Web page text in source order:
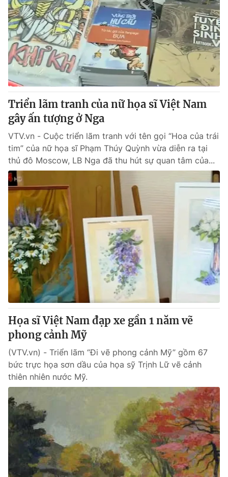
Triển lãm tranh của nữ họa sĩ Việt Nam
gây ấn tượng ở Nga
VTV.vn - Cuộc triển lãm tranh với tên gọi “Hoa của trái
tim” của nữ họa sĩ Phạm Thúy Quỳnh vừa diễn ra tại
thủ đô Moscow, LB Nga đã thu hút sự quan tâm của...
Họa sĩ Việt Nam đạp xe gần 1 năm vẽ
phong cảnh Mỹ
(VTV.vn) - Triển lãm “Đi vẽ phong cảnh Mỹ” gồm 67
bức trực họa sơn dầu của họa sỹ Trịnh Lữ vẽ cảnh
thiên nhiên nước Mỹ.